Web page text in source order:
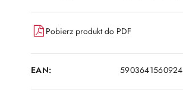
Pobierz produkt do PDF
EAN: 5903641560924